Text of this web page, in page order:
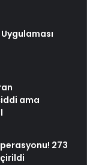
Uygulaması
ama
273